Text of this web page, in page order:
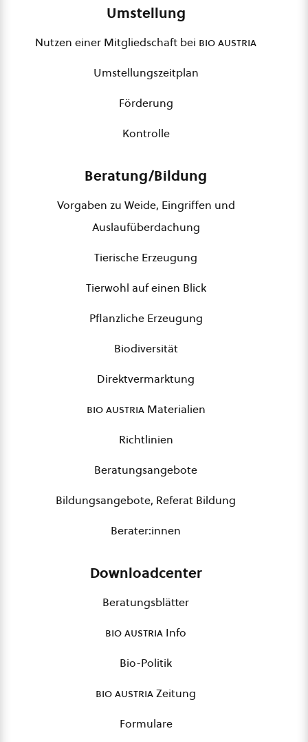
Umstellung
Nutzen einer Mitgliedschaft bei bio austria
Umstellungszeitplan
Förderung
Kontrolle
Beratung/Bildung
Vorgaben zu Weide, Eingriffen und
Auslaufüberdachung
Tierische Erzeugung
Tierwohl auf einen Blick
Pflanzliche Erzeugung
Biodiversität
Direktvermarktung
bio austriaMaterialien
Richtlinien
Beratungsangebote
Bildungsangebote, Referat Bildung
Berater:innen
Downloadcenter
Beratungsblätter
bio austria Info
Bio-Politik
bio austriaZeitung
Formulare